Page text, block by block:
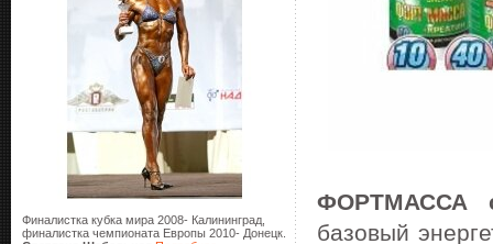
Финалистка кубка мира 2008- Калининград,
финалистка чемпионата Европы 2010- Донецк.
ФОРТМАССА
базовый